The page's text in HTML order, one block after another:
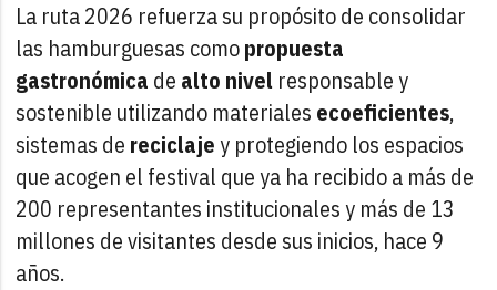
La ruta 2026 refuerza su propósito de consolidar
las hamburguesas comopropuesta
gastronómica de alto nivel responsable y
sostenible utilizando materiales ecoeficientes,
sistemas de reciclajey protegiendo los espacios
que acogen el festival que ya ha recibido a más de
200 representantes institucionales y más de 13
millones de visitantes desde sus inicios, hace 9
años.